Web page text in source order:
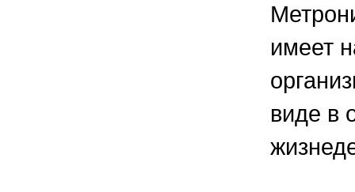
имеет
виде в